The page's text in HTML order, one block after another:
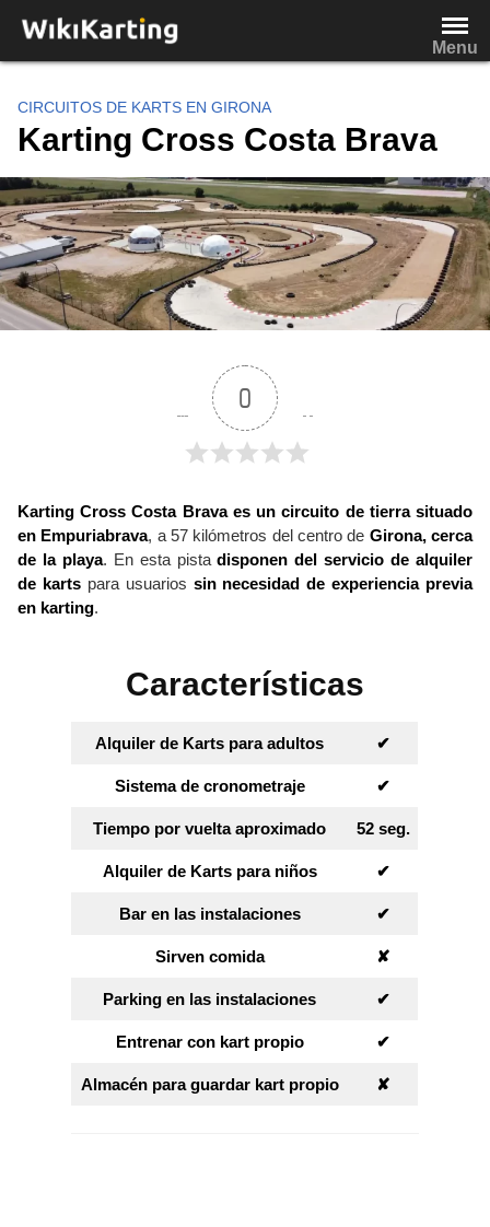
contenido
Menu
CIRCUITOS DE KARTS EN GIRONA
Karting Cross Costa Brava
0
Karting Cross Costa Brava es un circuito de tierra situado
en Empuriabrava, a 57 kilómetros del centro de Girona, cerca
de la playa. En esta pistadisponen del servicio de alquiler
de kartspara usuarios sin necesidad de experiencia previa
en karting.
Características
Alquiler de Karts para adultos ✔︎
Sistema de cronometraje ✔︎
Tiempo por vuelta aproximado 52 seg.
Alquiler de Karts para niños ✔︎
Bar en las instalaciones ✔︎
Sirven comida ✘︎
Parking en las instalaciones ✔︎
Entrenar con kart propio ✔︎
Almacén para guardar kart propio ✘︎